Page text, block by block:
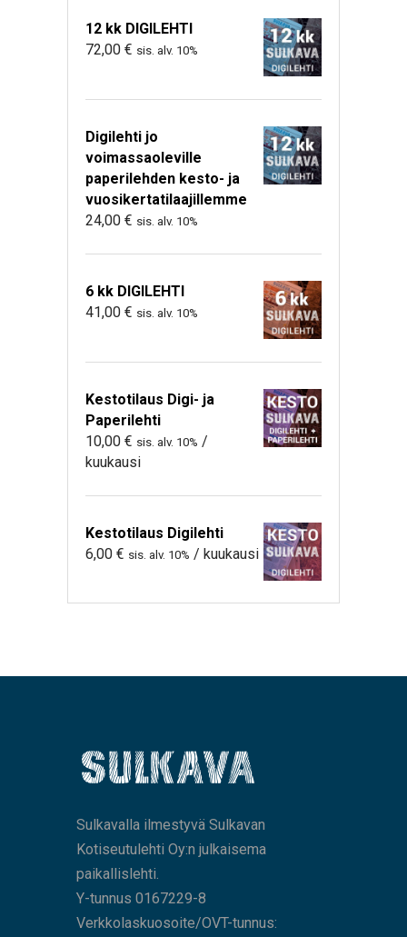
12 kk DIGILEHTI
72,00 € sis. alv. 10%
Digilehti jo
voimassaoleville
paperilehden kesto- ja
vuosikertatilaajillemme
24,00 € sis. alv. 10%
6 kk DIGILEHTI
41,00 € sis. alv. 10%
Kestotilaus Digi- ja
Paperilehti
10,00 € sis. alv. 10% /
kuukausi
Kestotilaus Digilehti
6,00 € sis. alv. 10% / kuukausi
Sulkavalla ilmestyvä Sulkavan
Kotiseutulehti Oy:n julkaisema
paikallislehti.
Y-tunnus 0167229-8
Verkkolaskuosoite/OVT-tunnus: